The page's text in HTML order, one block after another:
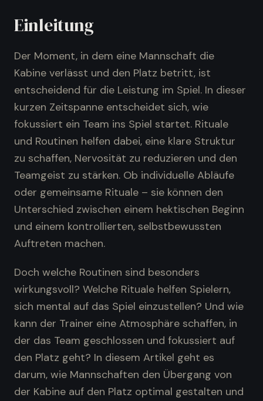
Einleitung
Der Moment, in dem eine Mannschaft die
Kabine verlässt und den Platz betritt, ist
entscheidend für die Leistung im Spiel. In dieser
kurzen Zeitspanne entscheidet sich, wie
fokussiert ein Team ins Spiel startet. Rituale
und Routinen helfen dabei, eine klare Struktur
zu schaffen, Nervosität zu reduzieren und den
Teamgeist zu stärken. Ob individuelle Abläufe
oder gemeinsame Rituale – sie können den
Unterschied zwischen einem hektischen Beginn
und einem kontrollierten, selbstbewussten
Auftreten machen.
Doch welche Routinen sind besonders
wirkungsvoll? Welche Rituale helfen Spielern,
sich mental auf das Spiel einzustellen? Und wie
kann der Trainer eine Atmosphäre schaffen, in
der das Team geschlossen und fokussiert auf
den Platz geht? In diesem Artikel geht es
darum, wie Mannschaften den Übergang von
der Kabine auf den Platz optimal gestalten und